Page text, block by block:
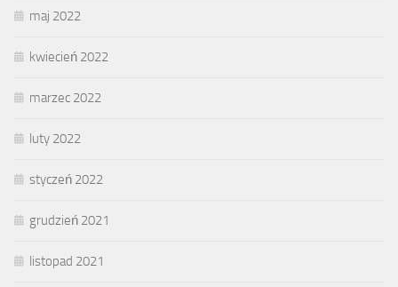
maj 2022
kwiecień 2022
marzec 2022
luty 2022
styczeń 2022
grudzień 2021
listopad 2021